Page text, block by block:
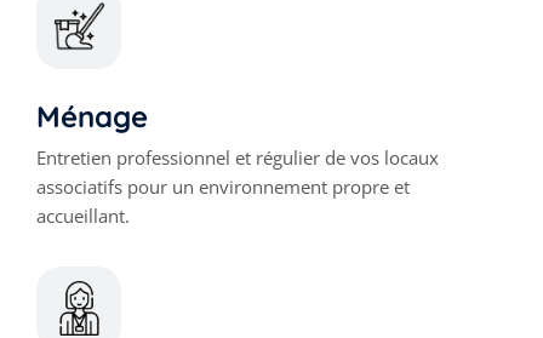
Ménage
Entretien professionnel et régulier de vos locaux
associatifs pour un environnement propre et
accueillant.